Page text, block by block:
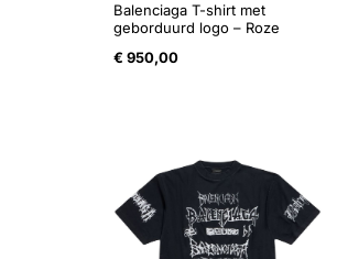
Balenciaga T-shirt met
geborduurd logo – Roze
€ 950,00